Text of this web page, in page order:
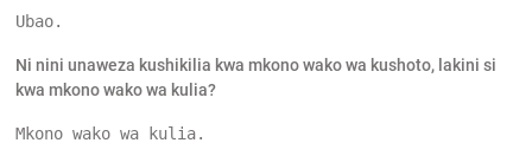
Ubao.
Ni nini unaweza kushikilia kwa mkono wako wa kushoto, lakini si
kwa mkono wako wa kulia?
Mkono wako wa kulia.